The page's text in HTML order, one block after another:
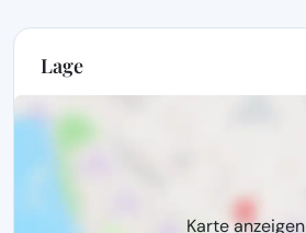
Lage
Karte anzeigen